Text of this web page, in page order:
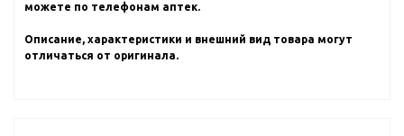
можете по телефонам аптек.
Описание, характеристики и внешний вид товара могут
отличаться от оригинала.